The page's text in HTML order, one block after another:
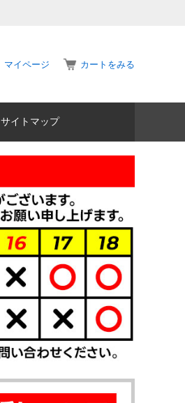
マイページ カートをみる
サイトマップ